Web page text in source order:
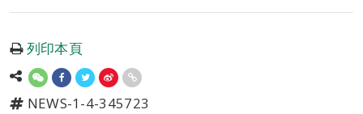
列印本頁
NEWS-1-4-345723